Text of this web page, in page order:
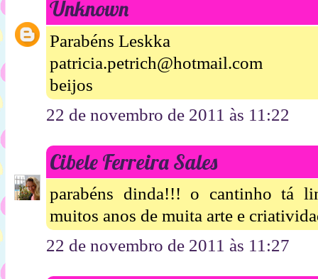
Unknown
Parabéns Leskka
patricia.petrich@hotmail.com
beijos
22 de novembro de 2011 às 11:22
Cibele Ferreira Sales
parabéns dinda!!! o cantinho tá
muitos anos de muita arte e
22 de novembro de 2011 às 11:27